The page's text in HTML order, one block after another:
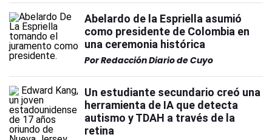
Abelardo de la Espriella asumió
como presidente de Colombia en
una ceremonia histórica
PorRedacción Diario de Cuyo
Un estudiante secundario creó una
herramienta de IA que detecta
autismo y TDAH a través de la
retina